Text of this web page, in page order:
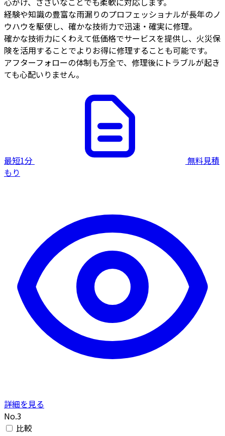
経験や知識の豊富な雨漏りのプロフェッショナルが長年のノ
ウハウを駆使し、確かな技術力で迅速・確実に修理。
確かな技術力にくわえて低価格でサービスを提供し、火災保
険を活用することでよりお得に修理することも可能です。
アフターフォローの体制も万全で、修理後にトラブルが起き
ても心配いりません。
最短1分
無料見積
もり
詳細を見る
No.3
比較